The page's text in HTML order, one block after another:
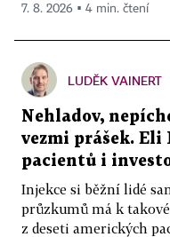
7. 8. 2026 ▪ 4 min. čtení
LUDĚK VAINERT
Nehladov,
vezmi prášek.
pacientů i
Injekce si běžní lidé
průzkumů má k
z deseti amerických